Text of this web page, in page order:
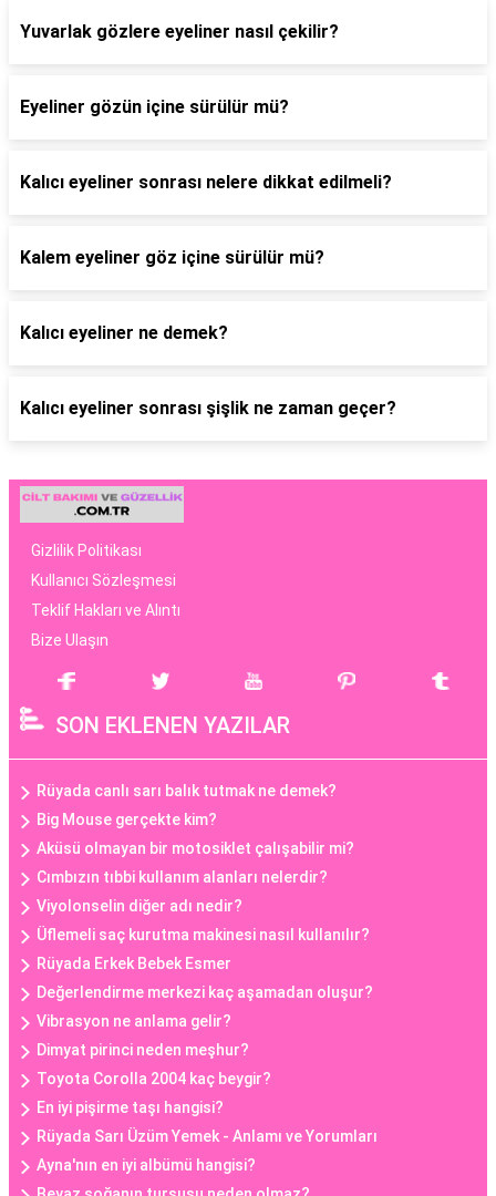
Yuvarlak gözlere eyeliner nasıl çekilir?
Eyeliner gözün içine sürülür mü?
Kalıcı eyeliner sonrası nelere dikkat edilmeli?
Kalem eyeliner göz içine sürülür mü?
Kalıcı eyeliner ne demek?
Kalıcı eyeliner sonrası şişlik ne zaman geçer?
Gizlilik Politikası
Kullanıcı Sözleşmesi
Teklif Hakları ve Alıntı
Bize Ulaşın
SON EKLENEN YAZILAR
Rüyada canlı sarı balık tutmak ne demek?
Big Mouse gerçekte kim?
Aküsü olmayan bir motosiklet çalışabilir mi?
Cımbızın tıbbi kullanım alanları nelerdir?
Viyolonselin diğer adı nedir?
Üflemeli saç kurutma makinesi nasıl kullanılır?
Rüyada Erkek Bebek Esmer
Değerlendirme merkezi kaç aşamadan oluşur?
Vibrasyon ne anlama gelir?
Dimyat pirinci neden meşhur?
Toyota Corolla 2004 kaç beygir?
En iyi pişirme taşı hangisi?
Rüyada Sarı Üzüm Yemek - Anlamı ve Yorumları
Ayna'nın en iyi albümü hangisi?